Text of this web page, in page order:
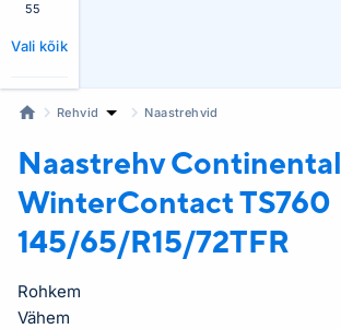
55
Vali kõik
Rehvid Naastrehvid
Naastrehv Continental
WinterContact TS760
145/65/R15/72TFR
Rohkem
Vähem